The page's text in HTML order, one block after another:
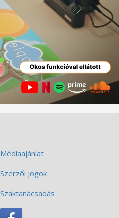
Médiaajánlat
Szerzői jogok
Szaktanácsadás